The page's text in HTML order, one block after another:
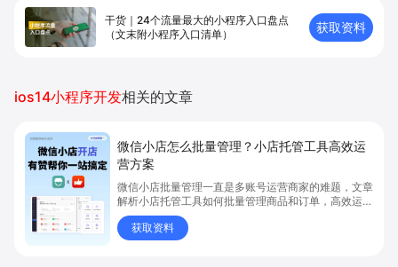
干货｜24个流量最大的小程序入口盘点
（文末附小程序入口清单）
获取资料
ios14小程序开发相关的文章
微信小店怎么批量管理？小店托管工具高效运
营方案
微信小店批量管理一直是多账号运营商家的难题，文章
解析小店托管工具如何批量管理商品和订单，高效运营
多账号微信小店。通过智能同步、AI运营托管和丰富营
销玩法，全面提升门店管理效率。点击了解微信小店批
量管理、高效托管的实用方案！
获取资料